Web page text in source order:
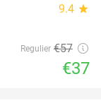
9.4 star
Regulier €57
€37